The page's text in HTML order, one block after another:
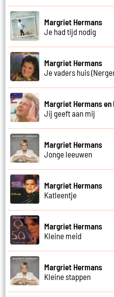
Margriet Hermans
Je had tijd nodig
Margriet Hermans
Je vaders huis
Margriet Hermans en
Jij geeft aan mij
Margriet Hermans
Jonge leeuwen
Margriet Hermans
Katleentje
Margriet Hermans
Kleine meid
Margriet Hermans
Kleine stappen